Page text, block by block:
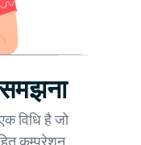
विधि है जो